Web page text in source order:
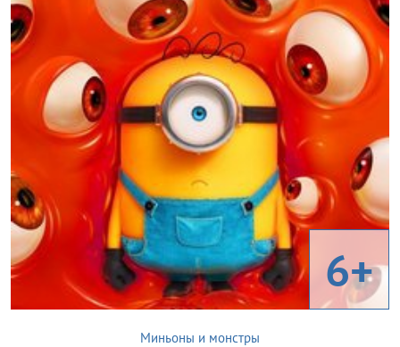
6+
Миньоны и монстры